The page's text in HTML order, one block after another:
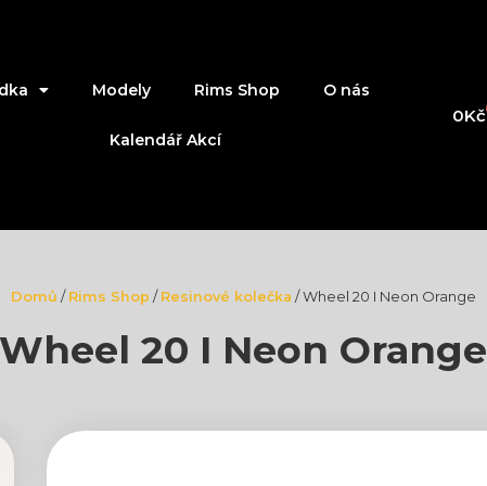
Modely Rims Shop O nás
Kalendář Akcí
0Kč
Domů / Rims Shop / Resinové kolečka / Wheel 20 I Neon Orange
Wheel 20 I Neon Orange